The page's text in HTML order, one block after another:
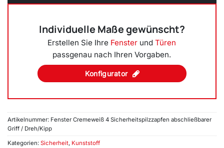
Individuelle Maße gewünscht?
Erstellen Sie Ihre Fenster undTüren
passgenau nach Ihren Vorgaben.
Konfigurator
Artikelnummer: Fenster Cremeweiß 4 Sicherheitspilzzapfen abschließbarer
Griff / Dreh/Kipp
Kategorien: Sicherheit, Kunststoff